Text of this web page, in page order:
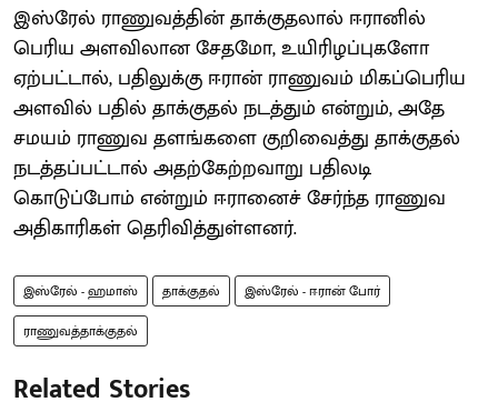
இஸ்ரேல் ராணுவத்தின் தாக்குதலால் ஈரானில்
பெரிய அளவிலான சேதமோ, உயிரிழப்புகளோ
ஏற்பட்டால், பதிலுக்கு ஈரான் ராணுவம் மிகப்பெரிய
அளவில் பதில் தாக்குதல் நடத்தும் என்றும், அதே
சமயம் ராணுவ தளங்களை குறிவைத்து தாக்குதல்
நடத்தப்பட்டால் அதற்கேற்றவாறு பதிலடி
கொடுப்போம் என்றும் ஈரானைச் சேர்ந்த ராணுவ
அதிகாரிகள் தெரிவித்துள்ளனர்.
இஸ்ரேல் - ஹமாஸ் தாக்குதல்
இஸ்ரேல் - ஈரான் போர்
ராணுவத்தாக்குதல்
Related Stories